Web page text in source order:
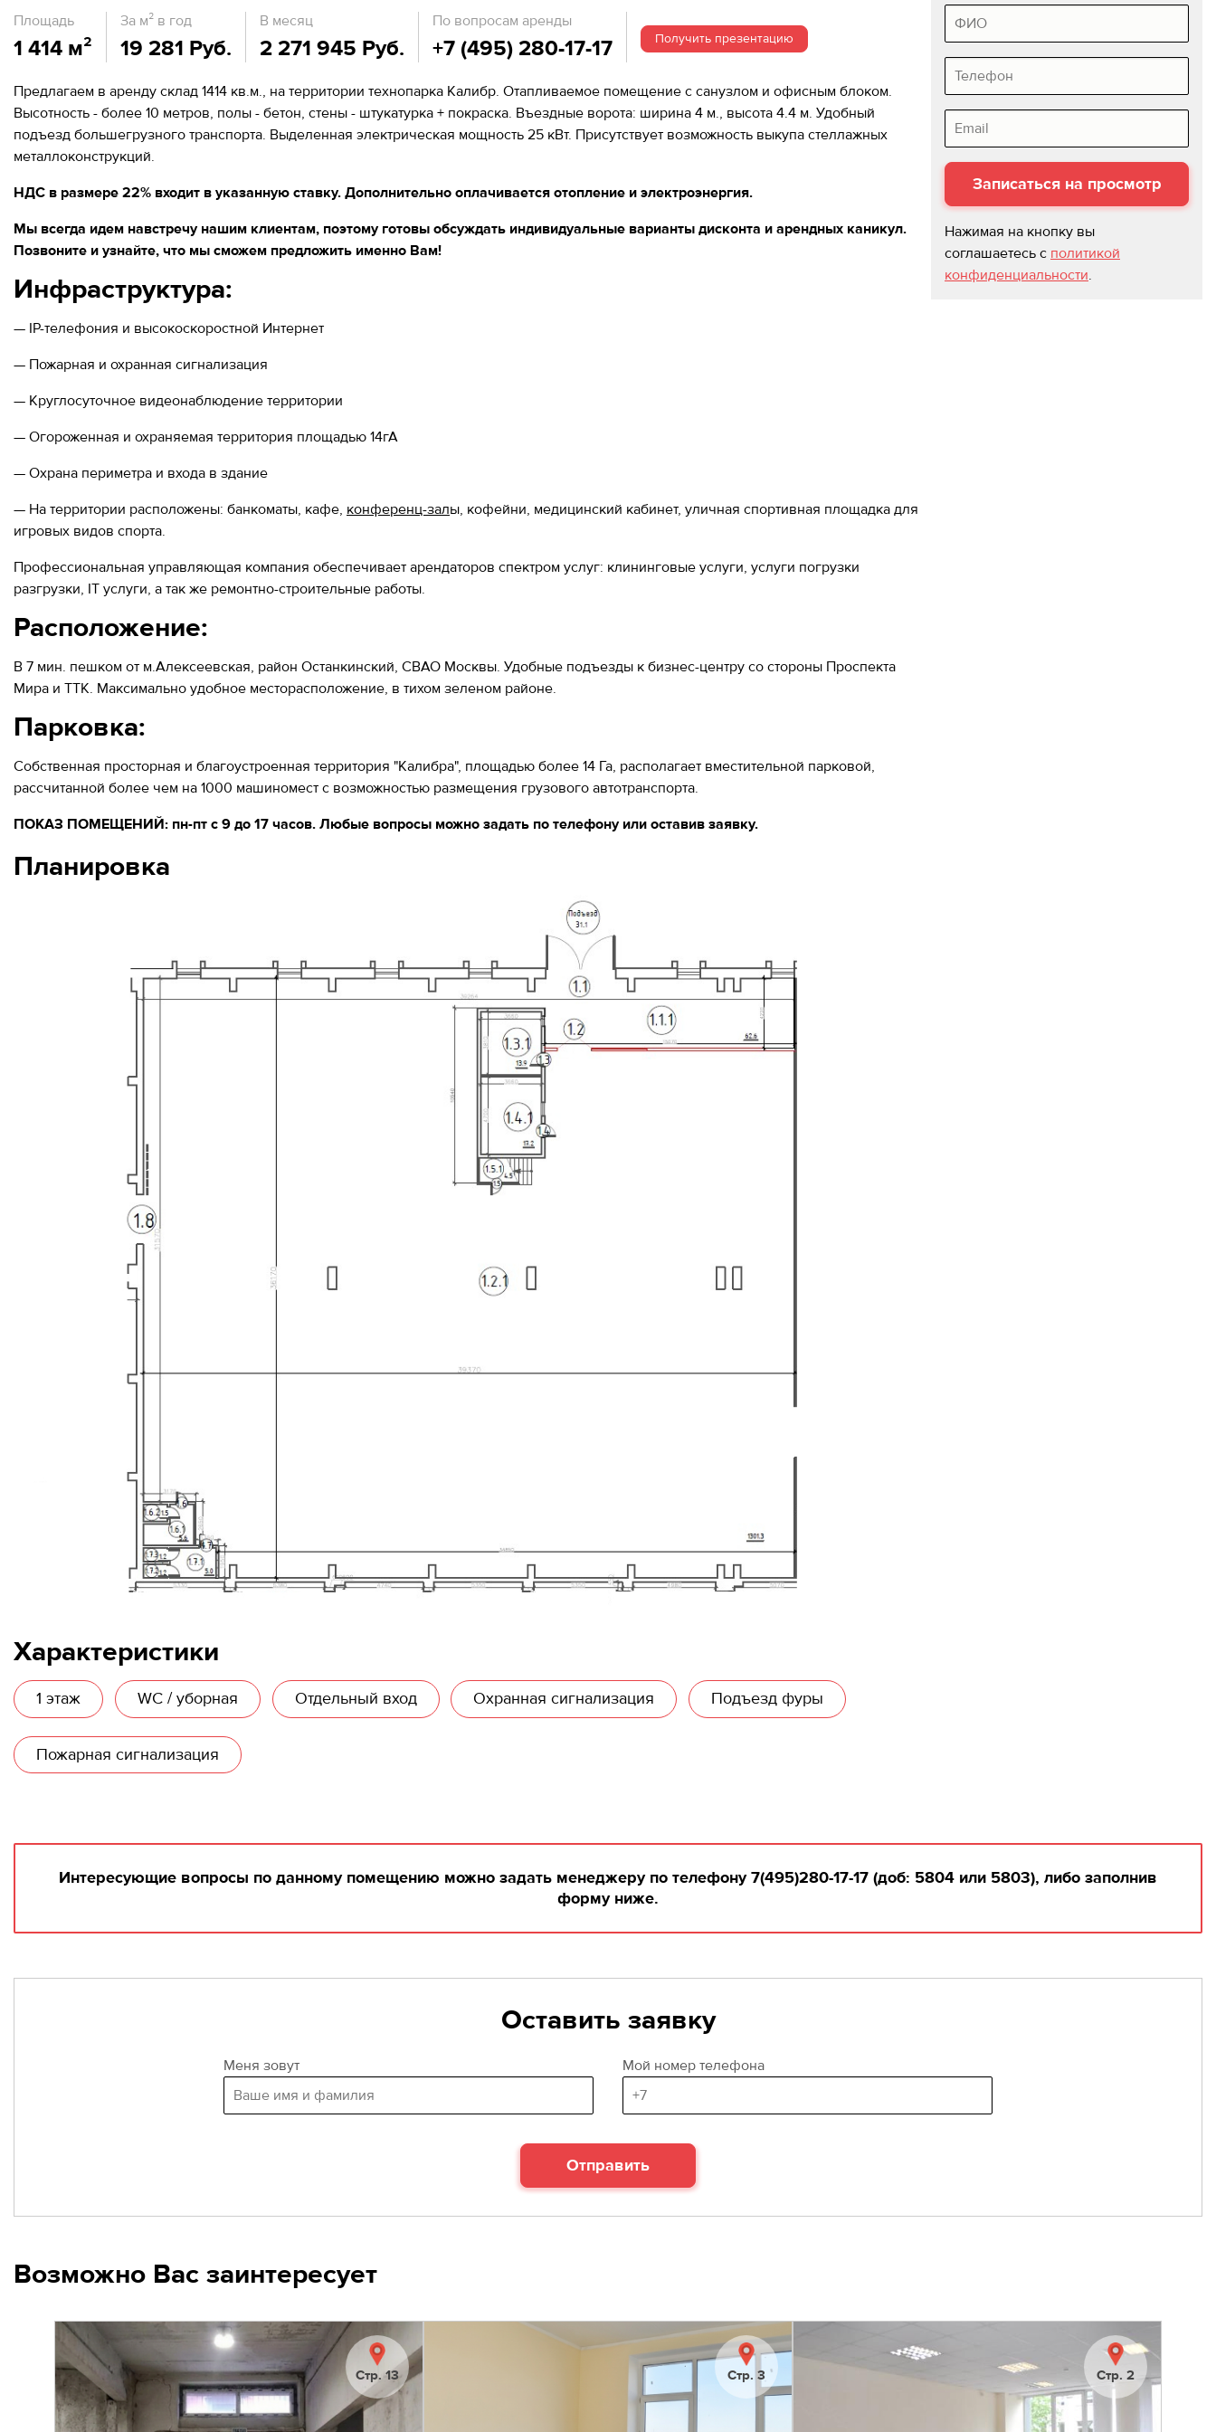
Москва,
СВАО,
9
Станция
метро
Алексеевская
работы
-
18:00
Чт.
9:00
17:00
Площадь
1 414 м²
За м² в год
19 281 Руб.
В месяц
2 271 945 Руб.
По вопросам аренды
+7 (495) 280-17-17 Получить презентацию
Предлагаем в аренду склад 1414 кв.м., на территории технопарка Калибр. Отапливаемое помещение с санузлом и офисным блоком.
Высотность - более 10 метров, полы - бетон, стены - штукатурка + покраска. Въездные ворота: ширина 4 м., высота 4.4 м. Удобный
подъезд большегрузного транспорта. Выделенная электрическая мощность 25 кВт. Присутствует возможность выкупа стеллажных
металлоконструкций.
НДС в размере 22% входит в указанную ставку. Дополнительно оплачивается отопление и электроэнергия.
Мы всегда идем навстречу нашим клиентам, поэтому готовы обсуждать индивидуальные варианты дисконта и арендных каникул.
Позвоните и узнайте, что мы сможем предложить именно Вам!
Инфраструктура:
— IP-телефония и высокоскоростной Интернет
— Пожарная и охранная сигнализация
— Круглосуточное видеонаблюдение территории
— Огороженная и охраняемая территория площадью 14гА
— Охрана периметра и входа в здание
— На территории расположены: банкоматы, кафе, конференц-залы, кофейни, медицинский кабинет, уличная спортивная площадка для
игровых видов спорта.
Профессиональная управляющая компания обеспечивает арендаторов спектром услуг: клининговые услуги, услуги погрузки
разгрузки, IТ услуги, а так же ремонтно-строительные работы.
Расположение:
В 7 мин. пешком от м.Алексеевская, район Останкинский, СВАО Москвы. Удобные подъезды к бизнес-центру со стороны Проспекта
Мира и ТТК. Максимально удобное месторасположение, в тихом зеленом районе.
Парковка:
Собственная просторная и благоустроенная территория "Калибра", площадью более 14 Га, располагает вместительной парковой,
рассчитанной более чем на 1000 машиномест с возможностью размещения грузового автотранспорта.
ПОКАЗ ПОМЕЩЕНИЙ: пн-пт с 9 до 17 часов. Любые вопросы можно задать по телефону или оставив заявку.
Планировка
Характеристики
1 этаж WC / уборная Отдельный вход Охранная сигнализация Подъезд фуры
Пожарная сигнализация
ФИО
Телефон
Email
Нажимая на кнопку вы
соглашаетесь с политикой
конфиденциальности.
Интересующие вопросы по данному помещению можно задать менеджеру по телефону 7(495)280-17-17 (доб: 5804 или 5803), либо заполнив
форму ниже.
Оставить заявку
Меня зовут Мой номер телефона
Отправить
Возможно Вас заинтересует
Стр. 13 Стр. 3 Стр. 2